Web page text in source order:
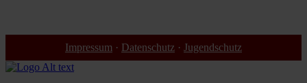
Impressum · Datenschutz · Jugendschutz